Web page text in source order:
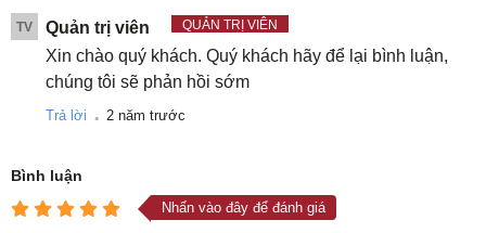
TV Quản trị viên QUẢN TRỊ VIÊN
Xin chào quý khách. Quý khách hãy để lại bình luận,
chúng tôi sẽ phản hồi sớm
Trả lời . 2 năm trước
Bình luận
Nhấn vào đây để đánh giá